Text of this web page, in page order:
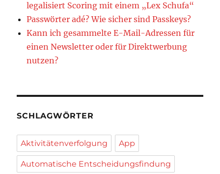
legalisiert Scoring mit einem „Lex Schufa“
Passwörter adé? Wie sicher sind Passkeys?
Kann ich gesammelte E-Mail-Adressen für
einen Newsletter oder für Direktwerbung
nutzen?
SCHLAGWÖRTER
Aktivitätenverfolgung App
Automatische Entscheidungsfindung